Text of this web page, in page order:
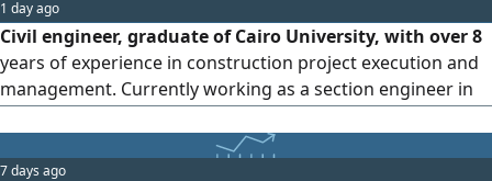
1 day ago
Civil engineer, graduate of Cairo University, with over 8
years of experience in construction project execution and
management. Currently working as a section engineer in
concrete works in all stages, high - quality architectural
finishes, landscape and infrastructure works, supervision
7 days ago